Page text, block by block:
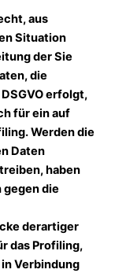
aus
Situation
der Sie
die
erfolgt,
für ein auf
Werden die
Daten
haben
die
derartiger
das Profiling,
Verbindung